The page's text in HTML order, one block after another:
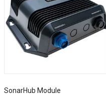
SonarHub Module